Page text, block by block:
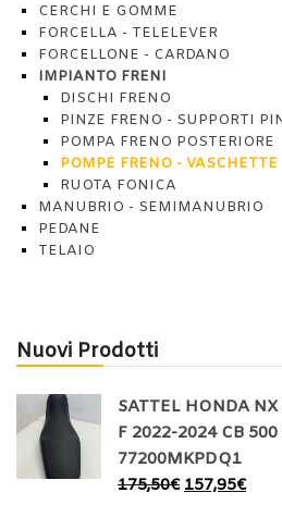
CERCHI E GOMME
FORCELLA - TELELEVER
FORCELLONE - CARDANO
IMPIANTO FRENI
DISCHI FRENO
PINZE FRENO - SUPPORTI
POMPA FRENO POSTERIORE
POMPE FRENO - VASCHETTE
RUOTA FONICA
MANUBRIO - SEMIMANUBRIO
PEDANE
TELAIO
Nuovi Prodotti
SATTEL HONDA
F 2022-2024 CB
77200MKPDQ1
175,50€ 157,95€